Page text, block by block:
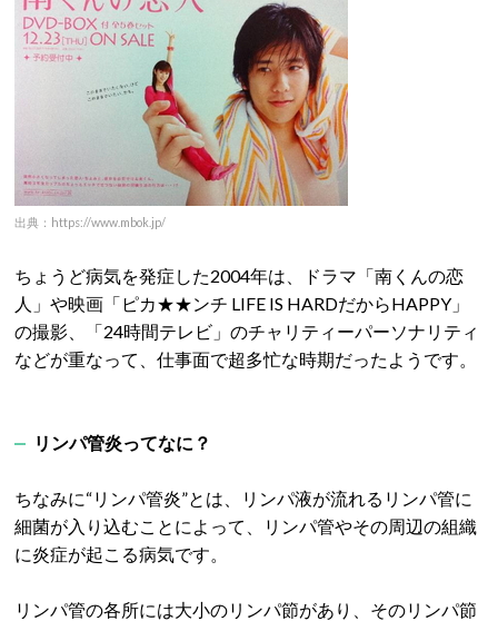
出典：https://www.mbok.jp/
ちょうど病気を発症した2004年は、ドラマ「南くんの恋
人」や映画「ピカ★★ンチ LIFE IS HARDだからHAPPY」
の撮影、「24時間テレビ」のチャリティーパーソナリティ
などが重なって、仕事面で超多忙な時期だったようです。
リンパ管炎ってなに？
ちなみに“リンパ管炎”とは、リンパ液が流れるリンパ管に
細菌が入り込むことによって、リンパ管やその周辺の組織
に炎症が起こる病気です。
リンパ管の各所には大小のリンパ節があり、そのリンパ節